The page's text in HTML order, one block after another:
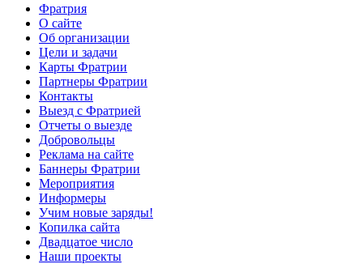
Фратрия
О сайте
Об организации
Цели и задачи
Карты Фратрии
Партнеры Фратрии
Контакты
Выезд с Фратрией
Отчеты о выезде
Добровольцы
Реклама на сайте
Баннеры Фратрии
Мероприятия
Информеры
Учим новые заряды!
Копилка сайта
Двадцатое число
Наши проекты